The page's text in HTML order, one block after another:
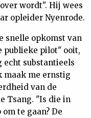
wordt". Hij wees
opleider Nyenrode.
snelle opkomst van
publieke pilot" ooit,
substantieels
maak me ernstig
van de
Tsang. "Is die in
te gaan? De